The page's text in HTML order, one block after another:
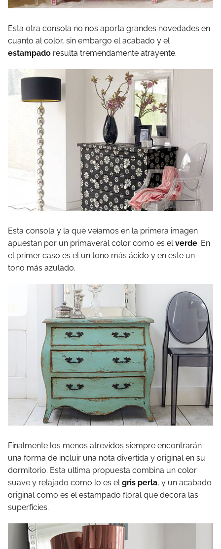
Esta otra consola no nos aporta grandes novedades en
cuanto al color, sin embargo el acabado y el
estampado resulta tremendamente atrayente.
Esta consola y la que veíamos en la primera imagen
apuestan por un primaveral color como es el verde. En
el primer caso es el un tono más ácido y en este un
tono más azulado.
Finalmente los menos atrevidos siempre encontrarán
una forma de incluir una nota divertida y original en su
dormitorio. Esta ultima propuesta combina un color
suave y relajado como lo es el gris perla, y un acabado
original como es el estampado floral que decora las
superficies.